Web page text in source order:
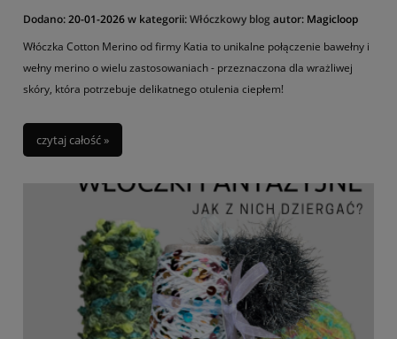
Dodano:20-01-2026w kategorii:Włóczkowy blog autor: Magicloop
Włóczka Cotton Merino od firmy Katia to unikalne połączenie bawełny i
wełny merino o wielu zastosowaniach - przeznaczona dla wrażliwej
skóry, która potrzebuje delikatnego otulenia ciepłem!
czytaj całość »